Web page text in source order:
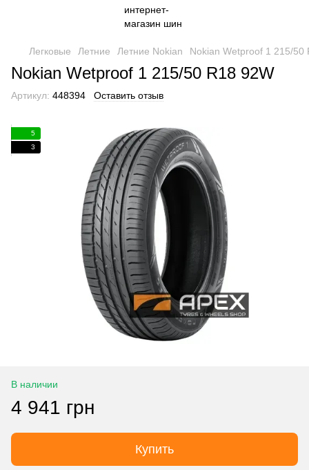
Легковые Летние Летние Nokian Nokian Wetproof 1 215/50
Nokian Wetproof 1 215/50 R18 92W
Артикул: 448394 Оставить отзыв
5
3
В наличии
4 941 грн
Купить